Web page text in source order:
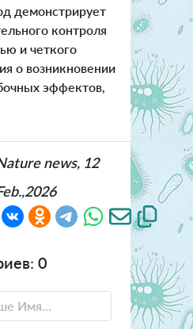
демонстрирует
контроля
и четкого
о возникновении
эффектов,
news, 12
0